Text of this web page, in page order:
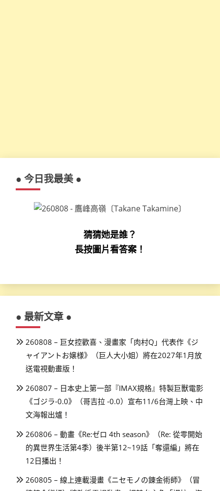
● 今日我最美 ●
猜猜她是誰？
長按圖片看答案！
● 最新文章 ●
260808 – 巨女控歡喜、漫畫家「肉村Q」代表作《ジ
ャイアントお嬢様》（巨人大小姐）將在2027年1月放
送電視動畫版！
260807 – 日本史上第一部『IMAX規格』特製巨獸電影
《ゴジラ-0.0》（哥吉拉 -0.0）宣布11/6台灣上映、中
文海報出爐！
260806 – 動畫《Re:ゼロ 4th season》（Re: 從零開始
的異世界生活第4季）後半第12~19話「奪還編」將在
12日播出！
260805 – 線上連載漫畫《ニセモノの錬金術師》（冒